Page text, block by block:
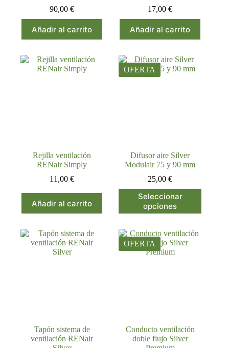
90,00€
Añadir al carrito
17,00€
Añadir al carrito
Rejilla ventilación
RENair Simply
11,00€
Añadir al carrito
OFERTA
Difusor aire Silver
Modulair 75 y 90 mm
25,00€
Seleccionar
opciones
Este
producto
tiene
variantes.
Las
opciones
se
Tapón sistema de
ventilación RENair
OFERTA
Conducto ventilación
doble flujo Silver